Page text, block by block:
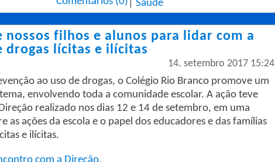
Saúde
nossos filhos e alunos para lidar com a
drogas lícitas e ilícitas
14. setembro 2017 15:24
ao uso de drogas, o Colégio Rio Branco promove um
envolvendo toda a comunidade escolar. A ação teve
realizado nos dias 12 e 14 de setembro, em uma
as ações da escola e o papel dos educadores e das famílias
e ilícitas.
com a Direção.